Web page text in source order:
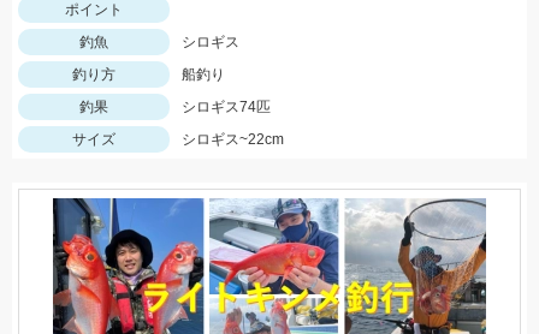
ポイント
釣魚
シロギス
釣り方
船釣り
釣果
シロギス74匹
サイズ
シロギス~22cm